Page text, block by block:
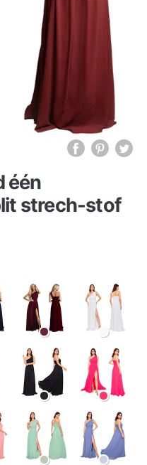
één
strech-stof